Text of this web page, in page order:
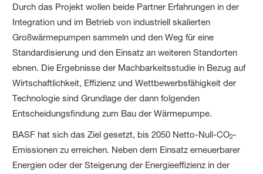
Durch das Projekt wollen beide Partner Erfahrungen in der
Integration und im Betrieb von industriell skalierten
Großwärmepumpen sammeln und den Weg für eine
Standardisierung und den Einsatz an weiteren Standorten
ebnen. Die Ergebnisse der Machbarkeitsstudie in Bezug auf
Wirtschaftlichkeit, Effizienz und Wettbewerbsfähigkeit der
Technologie sind Grundlage der dann folgenden
Entscheidungsfindung zum Bau der Wärmepumpe.
BASF hat sich das Ziel gesetzt, bis 2050 Netto-Null-CO2-
Emissionen zu erreichen. Neben dem Einsatz erneuerbarer
Energien oder der Steigerung der Energieeffizienz in der